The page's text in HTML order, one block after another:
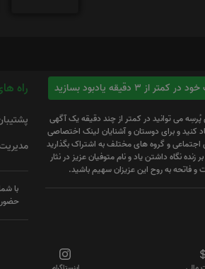
از 3 دقیقه یادبود بسازید
می توانید در کمتر از چند دقیقه یک آگهی
کنید و برای دوستان و آشنایان لینک اختصاصی
اجتماعی و گروه های مختلف به اشتراک بگذارید
زنده نگاه داشتن یاد و نام متوفیان عزیز در نثار
و فاتحه به روح این عزیزان سهیم باشید.
راه
پشتیبان:
مدیریت :
با
حضور